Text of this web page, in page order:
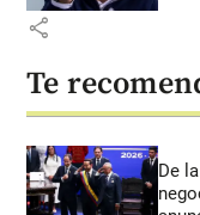
share
Te
De